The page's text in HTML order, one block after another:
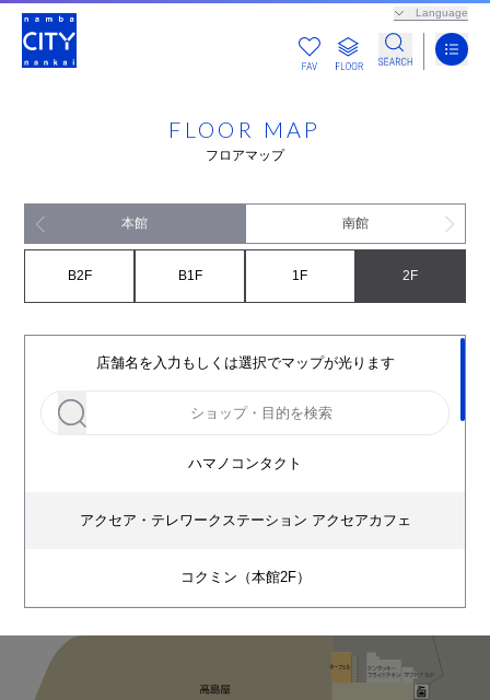
Language
FLOOR MAP
フロアマップ
本館 南館
B2F B1F 1F 2F
店舗名を入力もしくは選択でマップが光ります
ハマノコンタクト
アクセア・テレワークステーション アクセアカフェ
コクミン（本館2F）
ミナピタカードなんばカウンター
ミカゲシンセイドウ